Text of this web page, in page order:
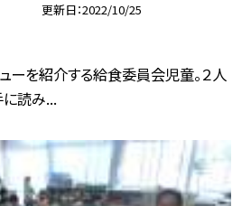
更新日 2022/10/25
ーを紹介する給食委員会児童。２人
読み...